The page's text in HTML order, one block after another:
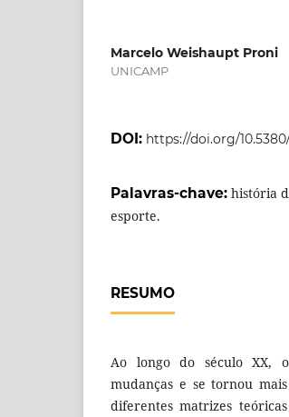
Marcelo Weishaupt Proni
UNICAMP
DOI: https://doi.org/
Palavras-chave: história
esporte.
RESUMO
Ao longo do século XX,
mudanças e se tornou
diferentes matrizes